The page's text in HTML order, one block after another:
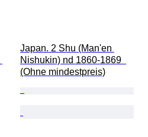
Japan. 2 Shu (Man'en
Nishukin) nd 1860-1869
(Ohne mindestpreis)